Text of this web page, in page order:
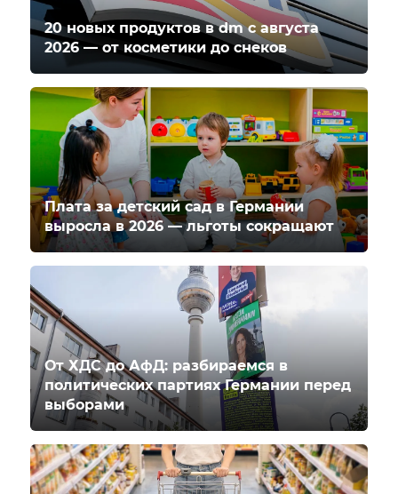
20 новых продуктов в dm с августа
2026 — от косметики до снеков
Плата за детский сад в Германии
выросла в 2026 — льготы сокращают
От ХДС до АфД: разбираемся в
политических партиях Германии перед
выборами